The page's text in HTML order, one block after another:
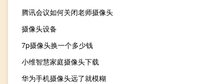
腾讯会议如何关闭老师摄像头
摄像头设备
7p摄像头换一个多少钱
小维智慧家庭摄像头下载
华为手机摄像头远了就模糊